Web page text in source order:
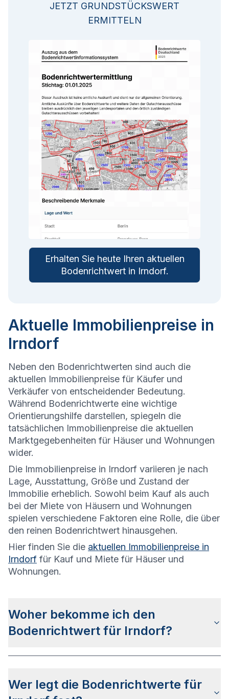
JETZT GRUNDSTÜCKSWERT
ERMITTELN
Erhalten Sie heute Ihren aktuellen
Bodenrichtwert in Irndorf.
Aktuelle Immobilienpreise in
Irndorf
Neben den Bodenrichtwerten sind auch die
aktuellen Immobilienpreise für Käufer und
Verkäufer von entscheidender Bedeutung.
Während Bodenrichtwerte eine wichtige
Orientierungshilfe darstellen, spiegeln die
tatsächlichen Immobilienpreise die aktuellen
Marktgegebenheiten für Häuser und Wohnungen
wider.
Die Immobilienpreise in Irndorf variieren je nach
Lage, Ausstattung, Größe und Zustand der
Immobilie erheblich. Sowohl beim Kauf als auch
bei der Miete von Häusern und Wohnungen
spielen verschiedene Faktoren eine Rolle, die über
den reinen Bodenrichtwert hinausgehen.
Hier finden Sie die aktuellen Immobilienpreise in
Irndorf für Kauf und Miete für Häuser und
Wohnungen.
Woher bekomme ich den
Bodenrichtwert für Irndorf?
Stadtteilseiten. Alternativ können Sie bei BORIS
Wer legt die Bodenrichtwerte für